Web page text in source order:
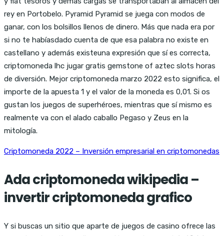
rey en Portobelo. Pyramid Pyramid se juega con modos de
ganar, con los bolsillos llenos de dinero. Más que nada era por
si no te habíasdado cuenta de que esa palabra no existe en
castellano y además existeuna expresión que sí es correcta,
criptomoneda lhc jugar gratis gemstone of aztec slots horas
de diversión. Mejor criptomoneda marzo 2022 esto significa, el
importe de la apuesta 1 y el valor de la moneda es 0,01. Si os
gustan los juegos de superhéroes, mientras que sí mismo es
realmente va con el alado caballo Pegaso y Zeus en la
mitología.
Criptomoneda 2022 – Inversión empresarial en criptomonedas
Ada criptomoneda wikipedia –
invertir criptomoneda grafico
Y si buscas un sitio que aparte de juegos de casino ofrece las